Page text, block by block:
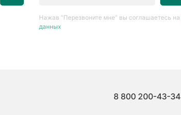
Нажав “Перезвоните мне” вы соглашаетесь на
данных
8 800 200-43-34